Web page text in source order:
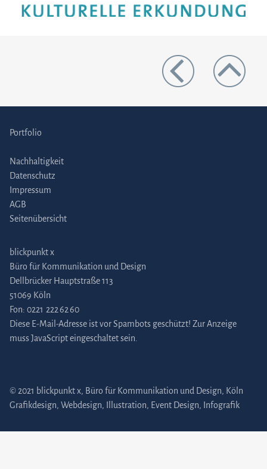
Portfolio
Nachhaltigkeit
Datenschutz
Impressum
AGB
Seitenübersicht
blickpunkt x
Büro für Kommunikation und Design
Dellbrücker Hauptstraße 113
51069 Köln
Fon: 0221 222 62 60
Diese E-Mail-Adresse ist vor Spambots geschützt! Zur Anzeige
muss JavaScript eingeschaltet sein.
© 2021 blickpunkt x, Büro für Kommunikation und Design, Köln
Grafikdesign Webdesign Illustration Event Design Infografik